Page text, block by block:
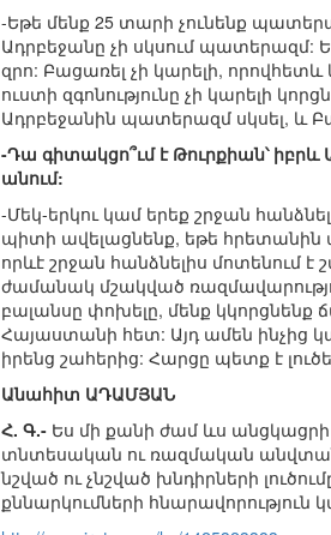
-Եթե մենք 25 տարի չունենք
Ադրբեջանը չի սկսում պատերազմ:
զրո: Բացառել չի կարելի,
ուստի զգոնությունը չի կարելի
Ադրբեջանին պատերազմ սկսել, և
-Դա գիտակցո՞ւմ է Թուրքիան՝
անում:
-Մեկ-երկու կամ երեք շրջան
պիտի ավելացնենք, եթե
որևէ շրջան հանձնելիս մոտենում
ժամանակ մշակված
բալանսը փոխելը, մենք
Հայաստանի հետ: Այդ ամեն ինչից
իրենց շահերից: Հարցը պետք է
Անահիտ ԱԴԱՄՅԱՆ
Հ. Գ.- Ես մի քանի ժամ ևս
տնտեսական ու ռազմական
նշված ու չնշված խնդիրների
քննարկումների